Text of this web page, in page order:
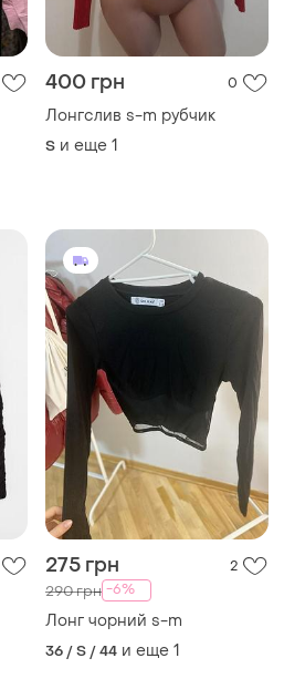
400 грн 0
Лонгслив s-m рубчик
S и еще 1
275 грн 2
290 грн -6%
Лонг чорний s-m
36 / S / 44 и еще 1